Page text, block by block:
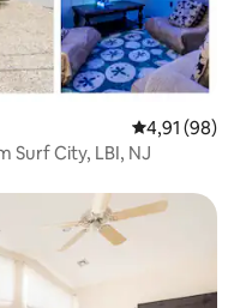
4,91 de uma
4,91 (98)
Surf City, LBI, NJ